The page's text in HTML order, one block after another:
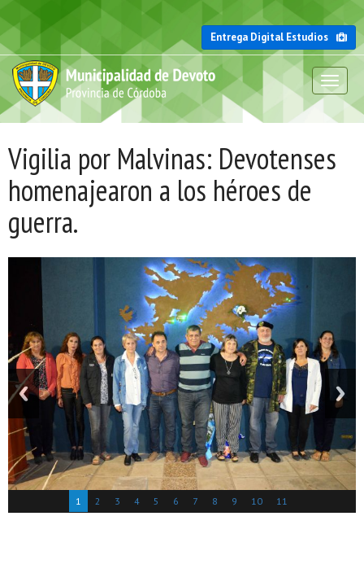
Entrega Digital Estudios
Vigilia por Malvinas: Devotenses
homenajearon a los héroes de
guerra.
1 2 3 4 5 6 7 8 9 10 11